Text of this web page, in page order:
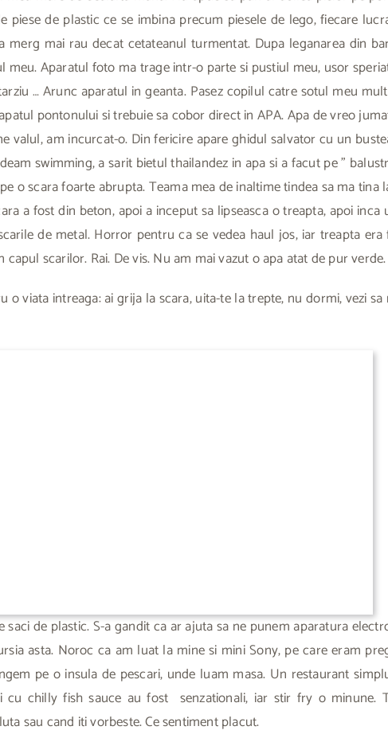
de plastic ce se imbina precum piesele de lego, fiecare
merg mai rau decat cetateanul turmentat. Dupa leganarea din
Aparatul foto ma trage intr-o parte si pustiul meu, usor
… Arunc aparatul in geanta. Pasez copilul catre sotul meu
pontonului si trebuie sa cobor direct in APA. Apa de vreo
valul, am incurcat-o. Din fericire apare ghidul salvator cu un
swimming, a sarit bietul thailandez in apa si a facut pe ”
o scara foarte abrupta. Teama mea de inaltime tindea sa ma
a fost din beton, apoi a inceput sa lipseasca o treapta, apoi
de metal. Horror pentru ca se vedea haul jos, iar treapta
scarilor. Rai. De vis. Nu am mai vazut o apa atat de pur
viata intreaga: ai grija la scara, uita-te la trepte, nu dormi, vezi
de plastic. S-a gandit ca ar ajuta sa ne punem aparatura
asta. Noroc ca am luat la mine si mini Sony, pe care eram
pe o insula de pescari, unde luam masa. Un restaurant
cu chilly fish sauce au fost senzationali, iar stir fry o minune.
sau cand iti vorbeste. Ce sentiment placut.